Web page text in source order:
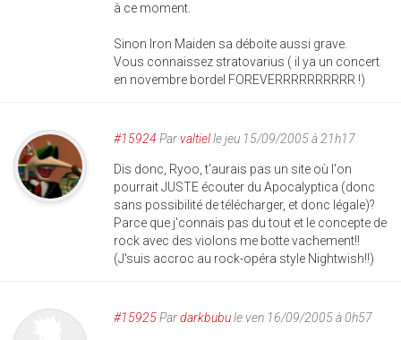
à ce moment.
Sinon Iron Maiden sa déboite aussi grave.
Vous connaissez stratovarius ( il ya un concert
en novembre bordel FOREVERRRRRRRRRR !)
#15924 Parvaltielle jeu 15/09/2005 à 21h17
Dis donc, Ryoo, t'aurais pas un site où l'on
pourrait JUSTE écouter du Apocalyptica (donc
sans possibilité de télécharger, et donc légale)?
Parce que j'connais pas du tout et le concepte de
rock avec des violons me botte vachement!!
(J'suis accroc au rock-opéra style Nightwish!!)
#15925Pardarkbubule ven 16/09/2005 à 0h57